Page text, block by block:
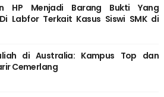
HP Menjadi Barang Bukti Yang
Labfor Terkait Kasus Siswi SMK di
di Australia: Kampus Top dan
Cemerlang